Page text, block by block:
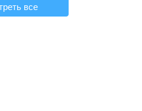
все